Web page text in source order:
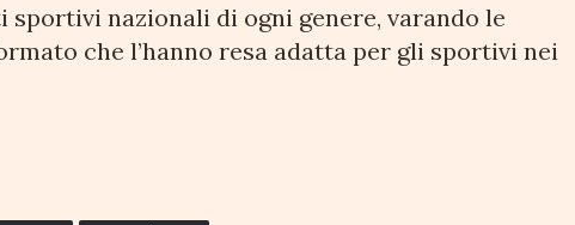
nazionali di ogni genere, varando le
che l’hanno resa adatta per gli sportivi nei
via all’iter per la Zona